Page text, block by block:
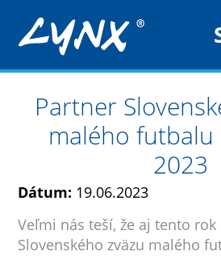
Partner
malého futbalu
2023
Dátum: 19.06.2023
Veľmi nás teší, že aj tento
Slovenského zväzu malého